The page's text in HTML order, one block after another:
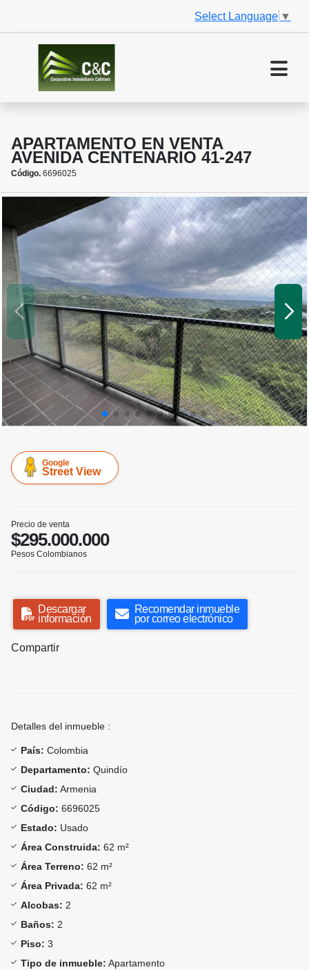
Select Language ▼
APARTAMENTO EN VENTA
AVENIDA CENTENARIO 41-247
Código. 6696025
Google
Street View
Precio de venta
$295.000.000
Pesos Colombianos
Descargar
información
Recomendar inmueble
por correo electrónico
Compartir
Detalles del inmueble :
País: Colombia
Departamento: Quindío
Ciudad: Armenia
Código: 6696025
Estado: Usado
Área Construida: 62 m²
Área Terreno: 62 m²
Área Privada: 62 m²
Alcobas: 2
Baños: 2
Piso: 3
Tipo de inmueble: Apartamento